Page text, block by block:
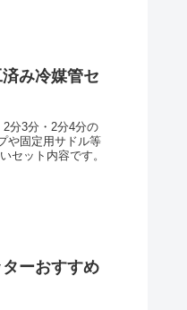
み冷媒管セ
2分3分・2分4分の
や固定用サドル等
セット内容です。
ーおすすめ